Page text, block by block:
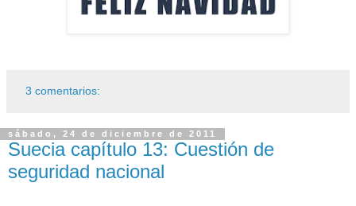
3 comentarios:
sábado, 24 de diciembre de 2011
Suecia capítulo 13: Cuestión de
seguridad nacional